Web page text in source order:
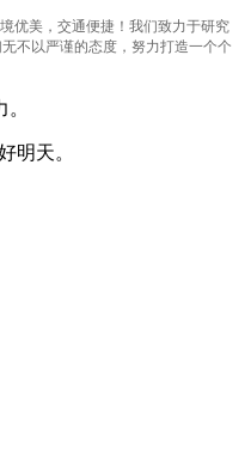
优美，交通便捷！我们致力于研究
不以严谨的态度，努力打造一个个
明天。